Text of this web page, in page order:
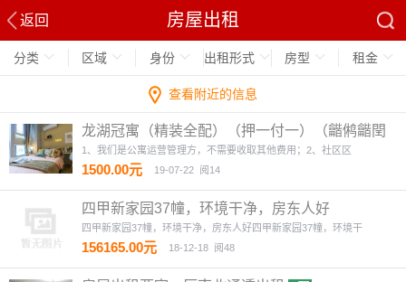
返回 房屋出租
分类 区域 身份 出租形式 房型 租金
查看附近的信息
龙湖冠寓（精装全配）（押一付一）（龤鸺龤閏
商圈对面）4图
1、我们是公寓运营管理方，不需要收取其他费用；2、社区区
1500.00元 19-07-22 阅14
四甲新家园37幢，环境干净，房东人好
四甲新家园37幢，环境干净，房东人好四甲新家园37幢，环境干
156165.00元 18-12-18 阅48